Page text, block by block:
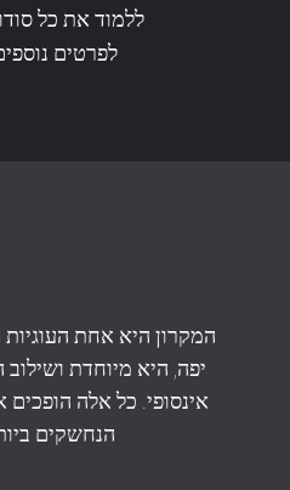
ללמוד את כל
לפרטים
המקרון היא אחת העוגיות
יפה, היא מיוחדת
אינסופי. כל אלה
הנחשקים